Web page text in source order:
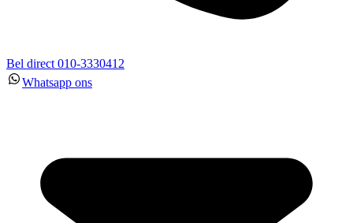
Bel direct 010-3330412
Whatsapp ons